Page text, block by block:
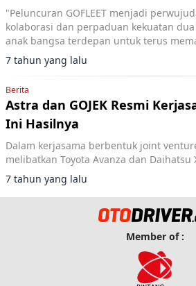
"Peluncuran GOFLEET menjadi
kolaborasi dan perpaduan kekuatan dua
anak bangsa terdepan untuk terus
ekonomi digital Indonesia di mata dunia.”
7 tahun yang lalu
Berita
Astra dan GOJEK Resmi
Ini Hasilnya
Dalam kerjasama berbentuk joint
melibatkan Toyota Avanza dan Daihatsu
7 tahun yang lalu
Member of :